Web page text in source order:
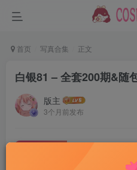
首页 写真合集 正文
白银81 – 全套200期&随
版主
3个月前发布
白银81 – 全套200期&随包视
付费资源